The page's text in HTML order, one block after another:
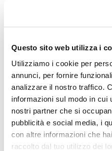
Questo sito web utilizza i
Utilizziamo i cookie per
annunci, per fornire
analizzare il nostro traffico.
informazioni sul modo in cui
nostri partner che si
pubblicità e social media, i
con altre informazioni che
raccolto dal tuo utilizzo dei
ORAL-B
Oral-B SmartSeries
Spazzolino Elettrico
Ricaricabile Smart 4.
4100S Bianco
€79,99(IVA incl.)